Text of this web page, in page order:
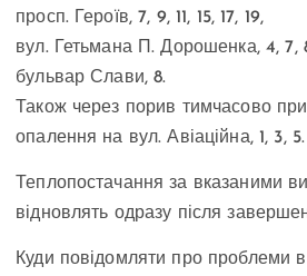
просп. Героїв, 7, 9, 11, 15, 17, 19,
вул. Гетьмана П. Дорошенка, 4, 7,
бульвар Слави, 8.
Також через порив тимчасово
опалення на вул. Авіаційна, 1, 3, 5.
Теплопостачання за вказаними
відновлять одразу після
Куди повідомляти про проблеми